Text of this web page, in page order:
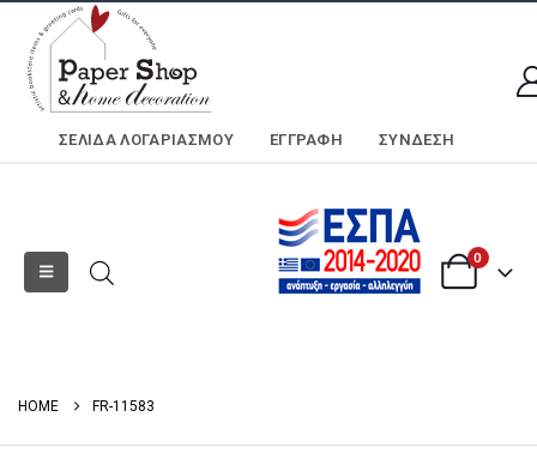
ΣΕΛΊΔΑ ΛΟΓΑΡΙΑΣΜΟΎ ΕΓΓΡΑΦΗ ΣΎΝΔΕΣΗ
0
HOME FR-11583